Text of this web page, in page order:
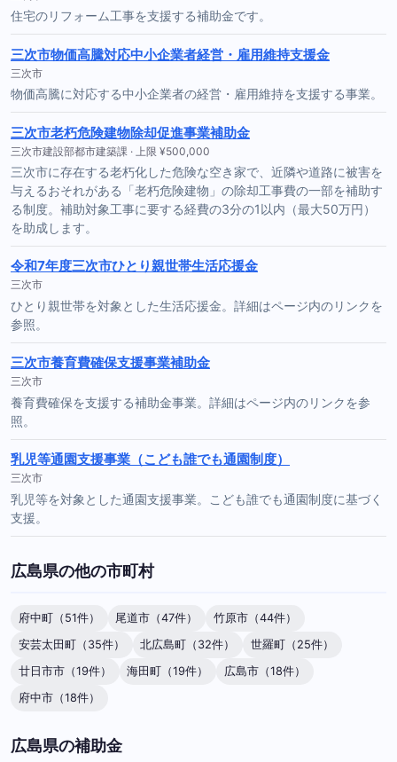
住宅のリフォーム工事を支援する補助金です。
三次市物価高騰対応中小企業者経営・雇用維持支援金
三次市
物価高騰に対応する中小企業者の経営・雇用維持を支援する事業。
三次市老朽危険建物除却促進事業補助金
三次市建設部都市建築課 · 上限 ¥500,000
三次市に存在する老朽化した危険な空き家で、近隣や道路に被害を
与えるおそれがある「老朽危険建物」の除却工事費の一部を補助す
る制度。補助対象工事に要する経費の3分の1以内（最大50万円）
を助成します。
令和7年度三次市ひとり親世帯生活応援金
三次市
ひとり親世帯を対象とした生活応援金。詳細はページ内のリンクを
参照。
三次市養育費確保支援事業補助金
三次市
養育費確保を支援する補助金事業。詳細はページ内のリンクを参
照。
乳児等通園支援事業（こども誰でも通園制度）
三次市
乳児等を対象とした通園支援事業。こども誰でも通園制度に基づく
支援。
広島県の他の市町村
府中町（51件） 尾道市（47件）
竹原市（44件）
安芸太田町（35件）
北広島町（32件）
世羅町（25件）
廿日市市（19件）
海田町（19件）
広島市（18件）
府中市（18件）
広島県の補助金